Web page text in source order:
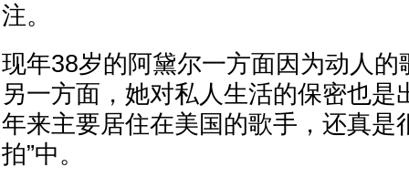
注。
现年38岁的阿黛尔一方面因为动人的
另一方面，她对私人生活的保密也是
年来主要居住在美国的歌手，还真是
拍”中。